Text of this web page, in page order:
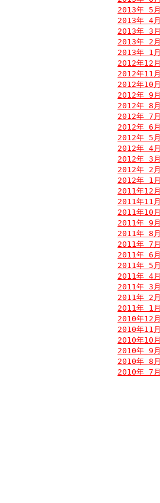
2013年 5月
2013年 4月
2013年 3月
2013年 2月
2013年 1月
2012年12月
2012年11月
2012年10月
2012年 9月
2012年 8月
2012年 7月
2012年 6月
2012年 5月
2012年 4月
2012年 3月
2012年 2月
2012年 1月
2011年12月
2011年11月
2011年10月
2011年 9月
2011年 8月
2011年 7月
2011年 6月
2011年 5月
2011年 4月
2011年 3月
2011年 2月
2011年 1月
2010年12月
2010年11月
2010年10月
2010年 9月
2010年 8月
2010年 7月